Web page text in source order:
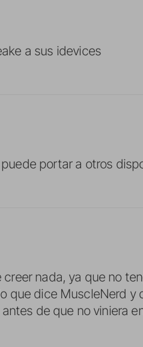
a sus idevices
portar a otros
nada, ya que no
que dice MuscleNerd y
de que no viniera